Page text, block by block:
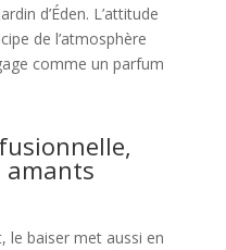
d’Éden. L’attitude
de l’atmosphère
comme un parfum
amants
le baiser met aussi en